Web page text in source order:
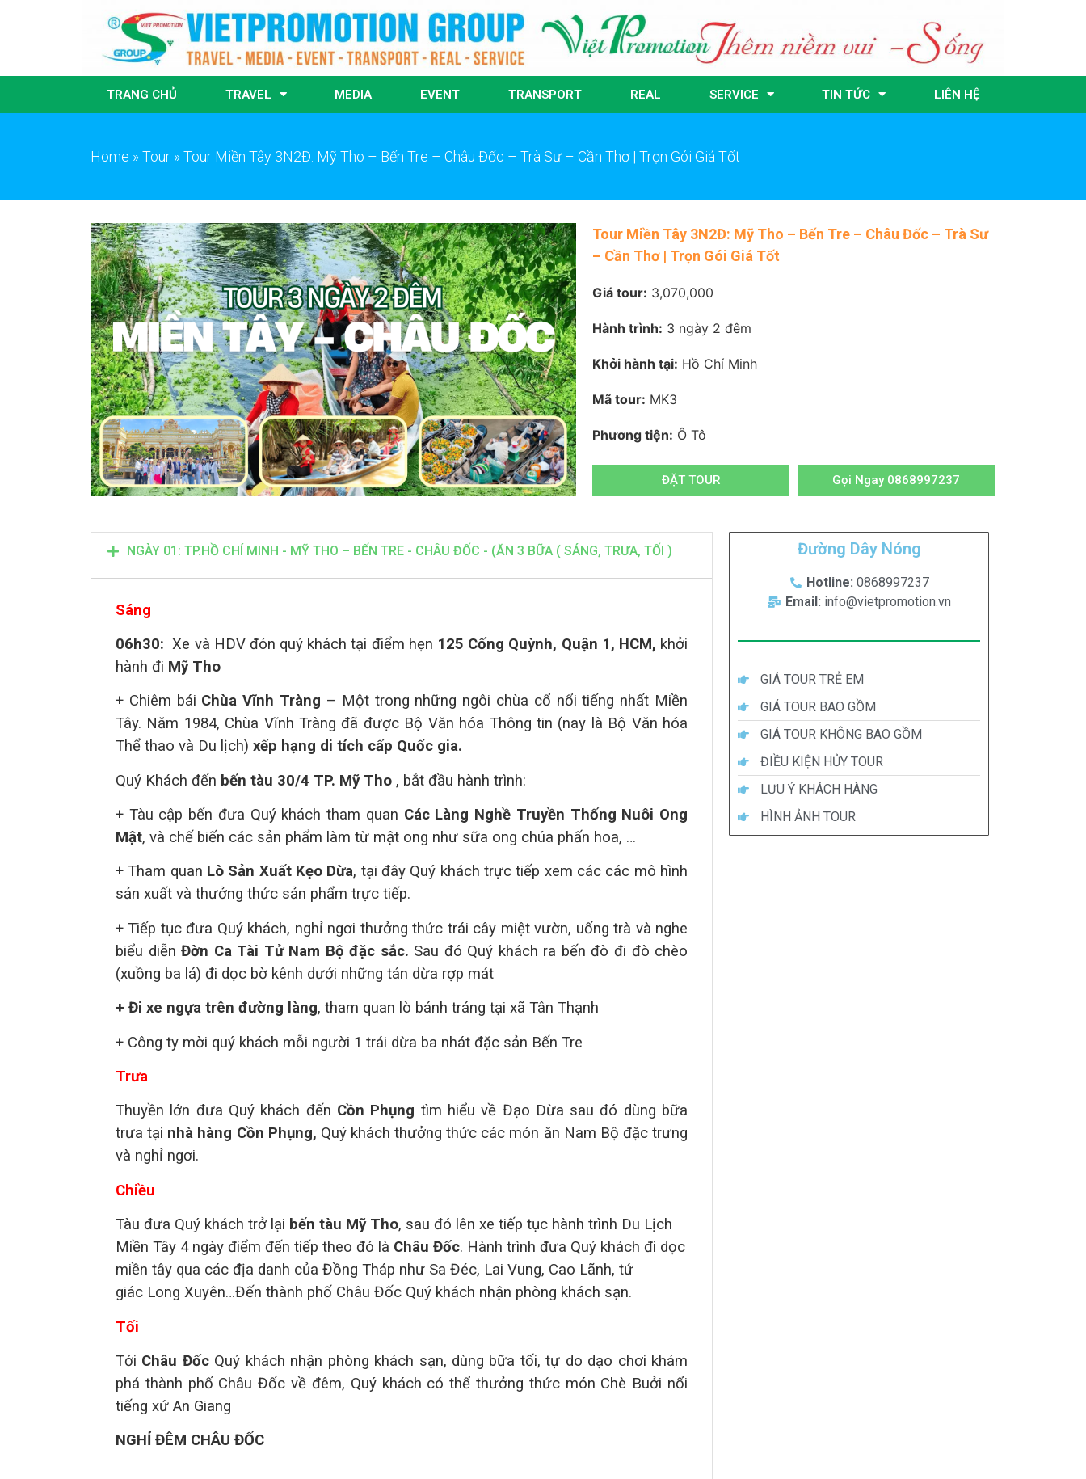
TRANG CHỦ TRAVEL MEDIA EVENT TRANSPORT REAL SERVICE TIN TỨC LIÊN HỆ
Home »Tour »Tour Miền Tây 3N2Đ: Mỹ Tho – Bến Tre – Châu Đốc – Trà Sư – Cần Thơ | Trọn Gói Giá Tốt
Tour Miền Tây 3N2Đ: Mỹ Tho – Bến Tre – Châu Đốc – Trà Sư
– Cần Thơ | Trọn Gói Giá Tốt
Giá tour: 3,070,000
Hành trình: 3 ngày 2 đêm
Khởi hành tại: Hồ Chí Minh
Mã tour: MK3
Phương tiện: Ô Tô
ĐẶT TOUR Gọi Ngay 0868997237
NGÀY 01: TP.HỒ CHÍ MINH - MỸ THO – BẾN TRE - CHÂU ĐỐC - (ĂN 3 BỮA ( SÁNG, TRƯA, TỐI )
Sáng
06h30: Xe và HDV đón quý khách tại điểm hẹn 125 Cống Quỳnh, Quận 1, HCM, khởi
hành đi Mỹ Tho
+ Chiêm bái Chùa Vĩnh Tràng – Một trong những ngôi chùa cổ nổi tiếng nhất Miền
Tây. Năm 1984, Chùa Vĩnh Tràng đã được Bộ Văn hóa Thông tin (nay là Bộ Văn hóa
Thể thao và Du lịch) xếp hạng di tích cấp Quốc gia.
Quý Khách đến bến tàu 30/4 TP. Mỹ Tho , bắt đầu hành trình:
+ Tàu cập bến đưa Quý khách tham quan Các Làng Nghề Truyền Thống Nuôi Ong
Mật, và chế biến các sản phẩm làm từ mật ong như sữa ong chúa phấn hoa, …
+ Tham quan Lò Sản Xuất Kẹo Dừa, tại đây Quý khách trực tiếp xem các các mô hình
sản xuất và thưởng thức sản phẩm trực tiếp.
+ Tiếp tục đưa Quý khách, nghỉ ngơi thưởng thức trái cây miệt vườn, uống trà và nghe
biểu diễnĐờn Ca Tài Tử Nam Bộ đặc sắc. Sau đó Quý khách ra bến đò đi đò chèo
(xuồng ba lá) đi dọc bờ kênh dưới những tán dừa rợp mát
+ Đi xe ngựa trên đường làng, tham quan lò bánh tráng tại xã Tân Thạnh
+ Công ty mời quý khách mỗi người 1 trái dừa ba nhát đặc sản Bến Tre
Trưa
Thuyền lớn đưa Quý khách đến Cồn Phụng tìm hiểuvề Đạo Dừa sau đó dùng bữa
trưa tại nhà hàng Cồn Phụng, Quýkhách thưởng thức các món ăn Nam Bộ đặc trưng
và nghỉ ngơi.
Chiều
Tàu đưa Quý khách trở lại bến tàu Mỹ Tho, sau đó lên xe tiếp tục hành trình Du Lịch
Miền Tây 4 ngày điểm đến tiếp theo đó là Châu Đốc. Hành trình đưa Quý khách đi dọc
miền tây qua các địa danh của Đồng Tháp như Sa Đéc, Lai Vung, Cao Lãnh, tứ
giác Long Xuyên…Đến thành phố Châu Đốc Quý khách nhận phòng khách sạn.
Tối
Tới Châu Đốc Quý khách nhận phòng khách sạn, dùng bữa tối, tự do dạo chơi khám
phá thành phố Châu Đốc về đêm, Quý khách có thể thưởng thức món Chè Buởi nổi
tiếng xứ An Giang
NGHỈ ĐÊM CHÂU ĐỐC
Đường Dây Nóng
Hotline: 0868997237
Email: info@vietpromotion.vn
GIÁ TOUR TRẺ EM
GIÁ TOUR BAO GỒM
GIÁ TOUR KHÔNG BAO GỒM
ĐIỀU KIỆN HỦY TOUR
LƯU Ý KHÁCH HÀNG
HÌNH ẢNH TOUR